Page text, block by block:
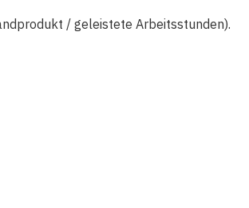
/ geleistete Arbeitsstunden).